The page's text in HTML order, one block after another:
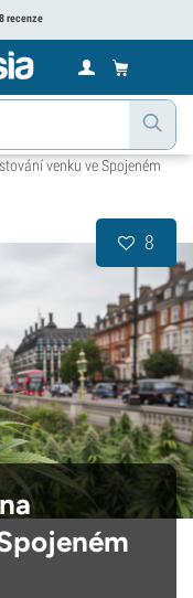
recenze
venku ve Spojeném
8